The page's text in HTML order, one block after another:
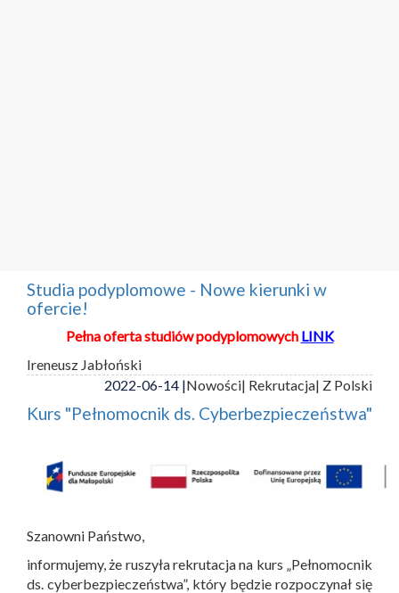
Studia podyplomowe - Nowe kierunki w
ofercie!
Pełna oferta studiów podyplomowych LINK
Ireneusz Jabłoński
2022-06-14 |Nowości| Rekrutacja| Z Polski
Kurs "Pełnomocnik ds. Cyberbezpieczeństwa"
Szanowni Państwo,
informujemy, że ruszyła rekrutacja na kurs „Pełnomocnik
ds. cyberbezpieczeństwa”, który będzie rozpoczynał się